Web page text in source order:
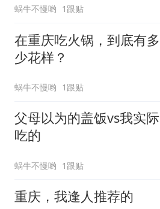
蜗牛不慢哟 1跟贴
在重庆吃火锅，到底有多
少花样？
蜗牛不慢哟 1跟贴
父母以为的盖饭vs我实际
吃的
蜗牛不慢哟 1跟贴
重庆，我逢人推荐的